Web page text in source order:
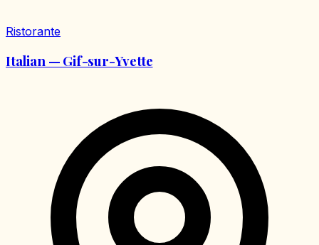
Ristorante
Italian — Gif-sur-Yvette